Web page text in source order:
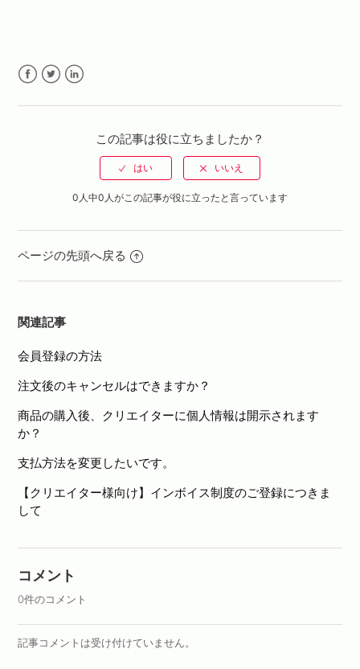
この記事は役に立ちましたか？
0人中0人がこの記事が役に立ったと言っています
ページの先頭へ戻る
関連記事
会員登録の方法
注文後のキャンセルはできますか？
商品の購入後、クリエイターに個人情報は開示されます
か？
支払方法を変更したいです。
【クリエイター様向け】インボイス制度のご登録につきま
して
コメント
0件のコメント
記事コメントは受け付けていません。